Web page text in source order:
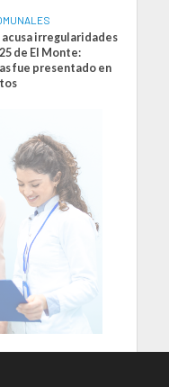
irregularidades
de El Monte:
fue presentado en